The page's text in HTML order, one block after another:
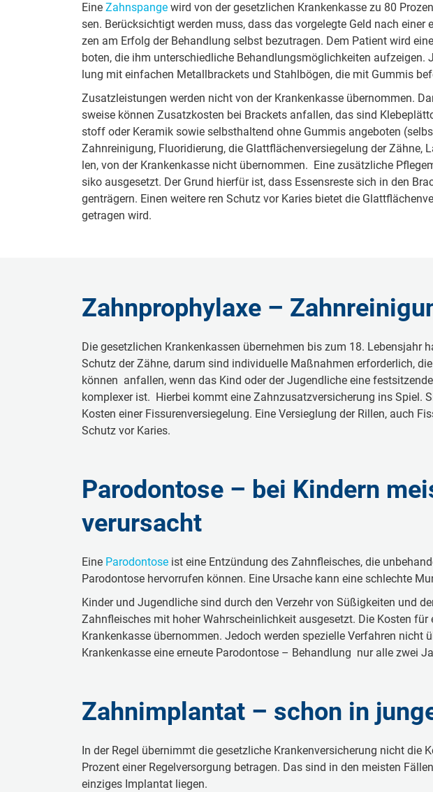
Eine Zahn­span­ge wird von der ge­setz­lich­en Krank­en­kas­se zu 80
sen. Be­rück­sich­tigt wer­den muss, dass das vor­ge­leg­te Geld nach
zen am Er­folg der Be­hand­lung selbst be­zu­tra­gen. Dem Pa­ti­ent wird
bo­ten, die ihm un­ter­schied­li­che Be­hand­lungs­mög­lich­kei­ten
lung mit ei­nfa­chen Me­tall­brack­ets und Stahl­bö­gen, die mit Gum­mis
Zu­satz­leis­tun­gen wer­den nicht von der Krank­en­kas­se über­nom­men.
swei­se kön­nen Zu­satz­kos­ten bei Brack­ets an­fal­len, das sind
stoff oder Ke­ra­mik so­wie selbst­hal­tend ohne Gum­mis an­ge­bo­ten
Zahn­rei­ni­gung, Fluo­ri­die­ru­ng, die Glatt­flä­chen­ver­sie­ge­lung der
len, von der Krank­en­kas­se nicht über­nom­men. Ei­ne zu­sätz­liche
siko aus­ge­setzt. Der Grund hier­für ist, dass Es­sen­sres­te sich in den
ge­nträger­n. Ei­nen wei­tere ren Schutz vor Ka­ries bie­tet die
ge­tra­gen wird.
Zahnprophylaxe –
Die gesetzlichen Krankenkassen übernehmen bis zum 18.
Schutz der Zähne, darum sind individuelle Maßnahmen erforderlich,
können anfallen, wenn das Kind oder der Jugendliche eine
komplexer ist. Hierbei kommt eine Zahnzusatzversicherung ins Spiel.
Kosten einer Fissurenversiegelung. Eine Versieglung der Rillen, auch
Schutz vor Karies.
Parodontose – bei Kindern
verursacht
Eine Parodontose ist eine Entzündung des Zahnfleisches, die
Parodontose hervorrufen können. Eine Ursache kann eine schlechte
Kinder und Jugendliche sind durch den Verzehr von Süßigkeiten und
Zahnfleisches mit hoher Wahrscheinlichkeit ausgesetzt. Die Kosten
Krankenkasse übernommen. Jedoch werden spezielle Verfahren
Krankenkasse eine erneute Parodontose – Behandlung nur alle zwei
Zahnimplantat – schon in
In der Regel übernimmt die gesetzliche Krankenversicherung nicht die
Prozent einer Regelversorgung betragen. Das sind in den meisten
einziges Implantat liegen.